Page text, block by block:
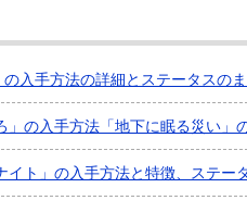
入手方法の詳細とステータスの
」の入手方法「地下に眠る災い」
イト」の入手方法と特徴、ステー